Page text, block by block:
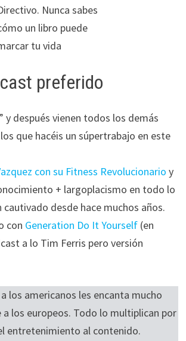
Nunca sabes
un libro puede
tu vida
preferido
y después vienen todos los demás
que hacéis un súpertrabajo en este
con su Fitness Revolucionario y
+ largoplacismo en todo lo
cautivado desde hace muchos años.
con Generation Do It Yourself(en
a lo Tim Ferris pero versión
los americanos les encanta mucho
a los europeos. Todo lo multiplican por
entretenimiento al contenido.